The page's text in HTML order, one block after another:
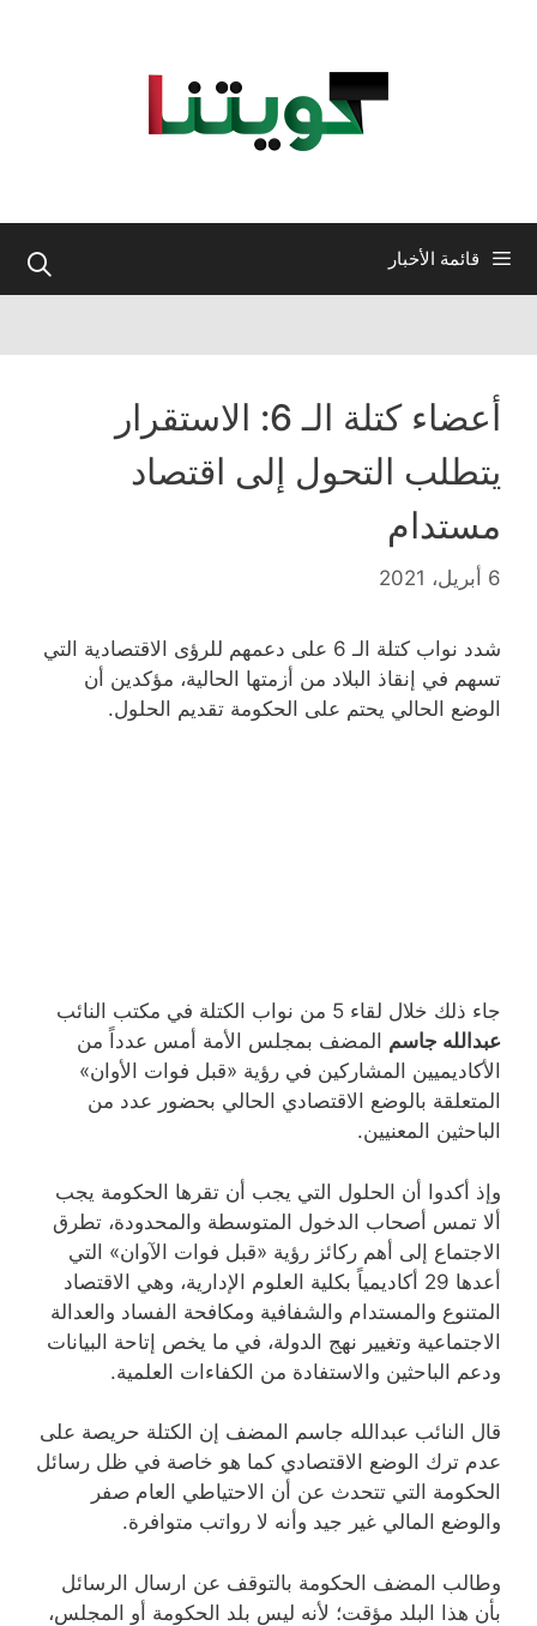
قائمة الأخبار
أعضاء كتلة الـ 6: الاستقرار
يتطلب التحول إلى اقتصاد
مستدام
6 أبريل، 2021
شدد نواب كتلة الـ 6 على دعمهم للرؤى الاقتصادية التي
تسهم في إنقاذ البلاد من أزمتها الحالية، مؤكدين أن
الوضع الحالي يحتم على الحكومة تقديم الحلول.
جاء ذلك خلال لقاء 5 من نواب الكتلة في مكتب النائب
عبدالله جاسم المضف بمجلس الأمة أمس عدداً من
الأكاديميين المشاركين في رؤية «قبل فوات الأوان»
المتعلقة بالوضع الاقتصادي الحالي بحضور عدد من
الباحثين المعنيين.
وإذ أكدوا أن الحلول التي يجب أن تقرها الحكومة يجب
ألا تمس أصحاب الدخول المتوسطة والمحدودة، تطرق
الاجتماع إلى أهم ركائز رؤية «قبل فوات الآوان» التي
أعدها 29 أكاديمياً بكلية العلوم الإدارية، وهي الاقتصاد
المتنوع والمستدام والشفافية ومكافحة الفساد والعدالة
الاجتماعية وتغيير نهج الدولة، في ما يخص إتاحة البيانات
ودعم الباحثين والاستفادة من الكفاءات العلمية.
قال النائب عبدالله جاسم المضف إن الكتلة حريصة على
عدم ترك الوضع الاقتصادي كما هو خاصة في ظل رسائل
الحكومة التي تتحدث عن أن الاحتياطي العام صفر
والوضع المالي غير جيد وأنه لا رواتب متوافرة.
وطالب المضف الحكومة بالتوقف عن ارسال الرسائل
بأن هذا البلد مؤقت؛ لأنه ليس بلد الحكومة أو المجلس،